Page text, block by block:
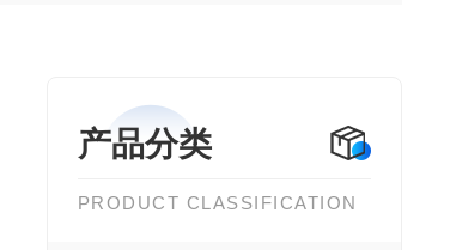
产品分类
PRODUCT CLASSIFICATION